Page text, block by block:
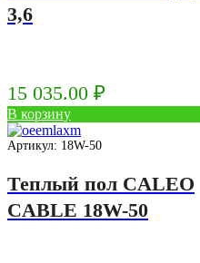
3,6
15 035.00 ₽
В корзину
Артикул: 18W-50
Теплый пол CALEO
CABLE 18W-50